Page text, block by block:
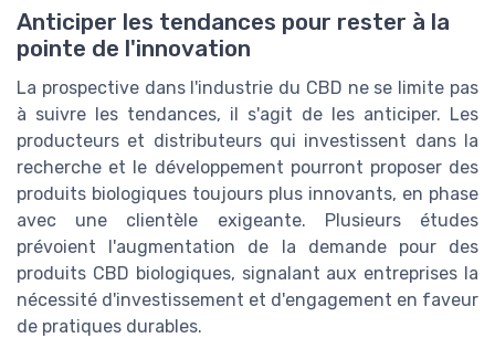
Anticiper les tendances pour rester à la
pointe de l'innovation
La prospective dans l'industrie du CBD ne se limite pas
à suivre les tendances, il s'agit de les anticiper. Les
producteurs et distributeurs qui investissent dans la
recherche et le développement pourront proposer des
produits biologiques toujours plus innovants, en phase
avec une clientèle exigeante. Plusieurs études
prévoient l'augmentation de la demande pour des
produits CBD biologiques, signalant aux entreprises la
nécessité d'investissement et d'engagement en faveur
de pratiques durables.